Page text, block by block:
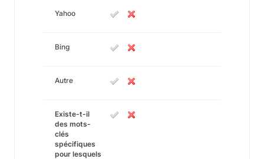
Yahoo
Bing
Autre
Existe-t-il
des mots-
clés
spécifiques
pour lesquels